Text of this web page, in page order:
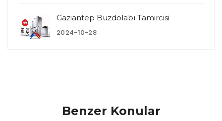
Gaziantep Buzdolabı Tamircisi
2024-10-28
Benzer Konular